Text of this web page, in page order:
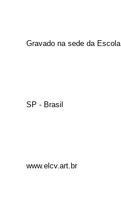
Gravado na sede da
SP - Brasil
www.elcv.art.br